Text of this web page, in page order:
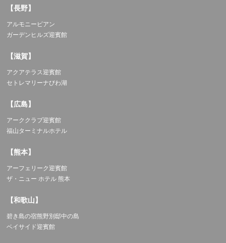
【長野】
アルモニービアン
ガーデンヒルズ迎賓館
【滋賀】
アクアテラス迎賓館
セトレマリーナびわ湖
【広島】
アーククラブ迎賓館
福山ターミナルホテル
【熊本】
アーフェリーク迎賓館
ザ・ニュー ホテル 熊本
【和歌山】
碧き島の宿熊野別邸中の島
ベイサイド迎賓館